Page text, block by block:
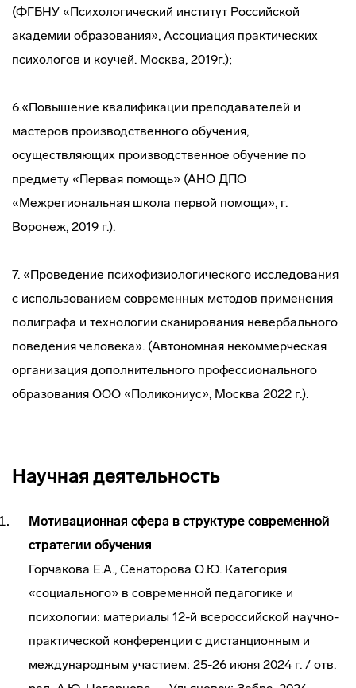
(ФГБНУ «Психологический институт Российской
академии образования», Ассоциация практических
психологов и коучей. Москва, 2019г.);
6.«Повышение квалификации преподавателей и
мастеров производственного обучения,
осуществляющих производственное обучение по
предмету «Первая помощь» (АНО ДПО
«Межрегиональная школа первой помощи», г.
Воронеж, 2019 г.).
7. «Проведение психофизиологического исследования
с использованием современных методов применения
полиграфа и технологии сканирования невербального
поведения человека». (Автономная некоммерческая
организация дополнительного профессионального
образования ООО «Поликониус», Москва 2022 г.).
Научная деятельность
Мотивационная сфера в структуре современной
стратегии обучения
Горчакова Е.А., Сенаторова О.Ю. Категория
«социального» в современной педагогике и
психологии: материалы 12-й всероссийской научно-
практической конференции с дистанционным и
международным участием: 25-26 июня 2024 г. / отв.